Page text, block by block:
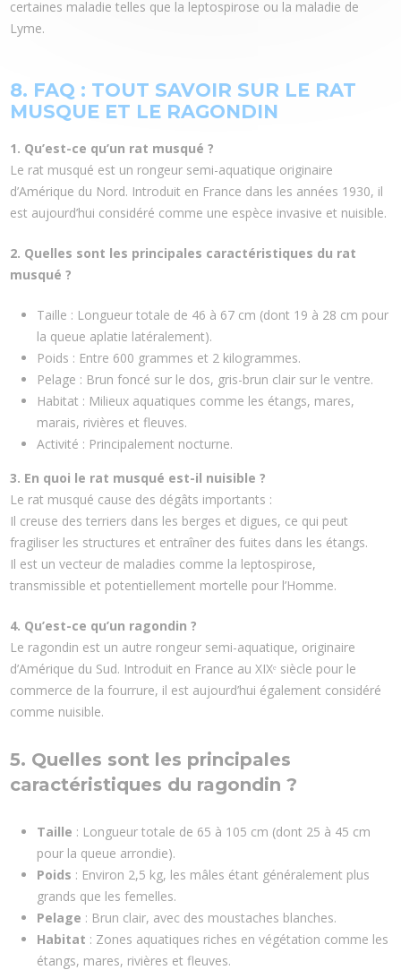
certaines maladie telles que la leptospirose ou la maladie de
Lyme.
8. FAQ : TOUT SAVOIR SUR LE RAT
MUSQUE ET LE RAGONDIN
1. Qu’est-ce qu’un rat musqué ?
Le rat musqué est un rongeur semi-aquatique originaire
d’Amérique du Nord. Introduit en France dans les années 1930, il
est aujourd’hui considéré comme une espèce invasive et nuisible.
2. Quelles sont les principales caractéristiques du rat
musqué ?
Taille : Longueur totale de 46 à 67 cm (dont 19 à 28 cm pour
la queue aplatie latéralement).
Poids : Entre 600 grammes et 2 kilogrammes.
Pelage : Brun foncé sur le dos, gris-brun clair sur le ventre.
Habitat : Milieux aquatiques comme les étangs, mares,
marais, rivières et fleuves.
Activité : Principalement nocturne.
3. En quoi le rat musqué est-il nuisible ?
Le rat musqué cause des dégâts importants :
Il creuse des terriers dans les berges et digues, ce qui peut
fragiliser les structures et entraîner des fuites dans les étangs.
Il est un vecteur de maladies comme la leptospirose,
transmissible et potentiellement mortelle pour l’Homme.
4. Qu’est-ce qu’un ragondin ?
Le ragondin est un autre rongeur semi-aquatique, originaire
d’Amérique du Sud. Introduit en France au XIXᵉ siècle pour le
commerce de la fourrure, il est aujourd’hui également considéré
comme nuisible.
5. Quelles sont les principales
caractéristiques du ragondin ?
Taille : Longueur totale de 65 à 105 cm (dont 25 à 45 cm
pour la queue arrondie).
Poids : Environ 2,5 kg, les mâles étant généralement plus
grands que les femelles.
Pelage : Brun clair, avec des moustaches blanches.
Habitat : Zones aquatiques riches en végétation comme les
étangs, mares, rivières et fleuves.